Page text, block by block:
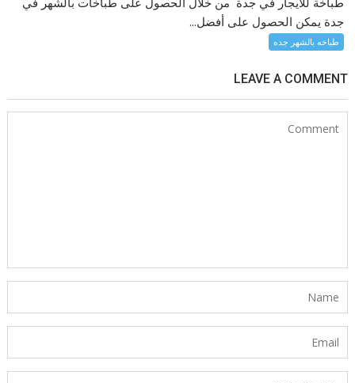
جدة يمكن الحصول على أفضل...
طباخه بالشهر جده
LEAVE A COMMENT